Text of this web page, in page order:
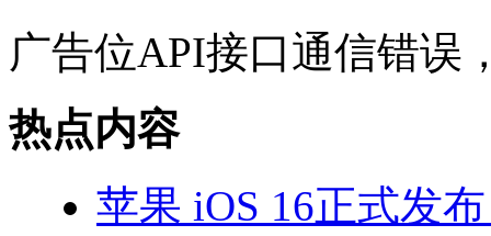
广告位API接口通信错误
热点内容
苹果 iOS 16正式发